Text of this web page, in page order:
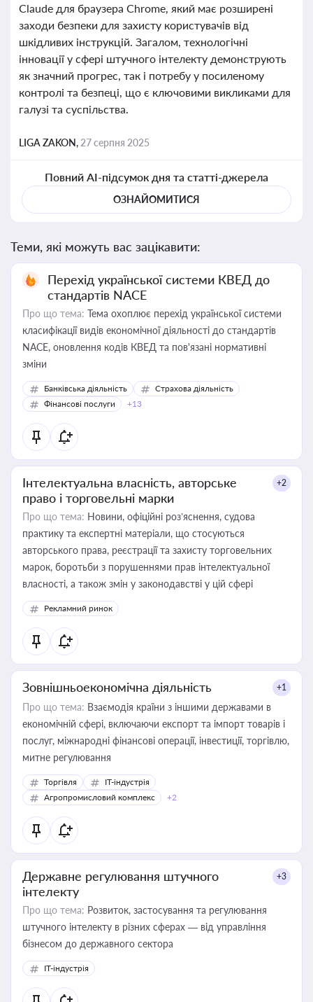
Claude для браузера Chrome, який має розширені
заходи безпеки для захисту користувачів від
шкідливих інструкцій. Загалом, технологічні
інновації у сфері штучного інтелекту демонструють
як значний прогрес, так і потребу у посиленому
контролі та безпеці, що є ключовими викликами для
галузі та суспільства.
LIGA ZAKON, 27 серпня 2025
Повний AI-підсумок дня та статті-джерела
ОЗНАЙОМИТИСЯ
Теми, які можуть вас зацікавити:
Перехід української системи КВЕД до
стандартів NACE
Про що тема: Тема охоплює перехід української системи
класифікації видів економічної діяльності до стандартів
NACE, оновлення кодів КВЕД та пов'язані нормативні
зміни
Банківська діяльність
Страхова діяльність
Фінансові послуги
+13
Інтелектуальна власність, авторське
право і торговельні марки
+2
Про що тема: Новини, офіційні роз’яснення, судова
практику та експертні матеріали, що стосуються
авторського права, реєстрації та захисту торговельних
марок, боротьби з порушеннями прав інтелектуальної
власності, а також змін у законодавстві у цій сфері
Рекламний ринок
Зовнішньоекономічна діяльність +1
Про що тема: Взаємодія країни з іншими державами в
економічній сфері, включаючи експорт та імпорт товарів і
послуг, міжнародні фінансові операції, інвестиції, торгівлю,
митне регулювання
Торгівля
IT-індустрія
Агропромисловий комплекс
+2
Державне регулювання штучного
інтелекту
+3
Про що тема: Розвиток, застосування та регулювання
штучного інтелекту в різних сферах — від управління
бізнесом до державного сектора
IT-індустрія